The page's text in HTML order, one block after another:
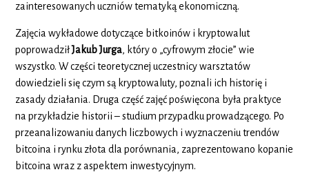
zainteresowanych uczniów tematyką ekonomiczną.
Zajęcia wykładowe dotyczące bitkoinów i kryptowalut
poprowadziłJakub Jurga, który o „cyfrowym złocie” wie
wszystko. W części teoretycznej uczestnicy warsztatów
dowiedzieli się czym są kryptowaluty, poznali ich historię i
zasady działania. Druga część zajęć poświęcona była praktyce
na przykładzie historii – studium przypadku prowadzącego. Po
przeanalizowaniu danych liczbowych i wyznaczeniu trendów
bitcoina i rynku złota dla porównania, zaprezentowano kopanie
bitcoina wraz z aspektem inwestycyjnym.